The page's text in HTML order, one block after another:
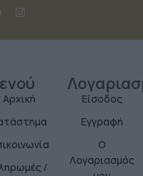
Αρχική
/
Είσοδος
Εγγραφή
Ο
Λογαριασμός